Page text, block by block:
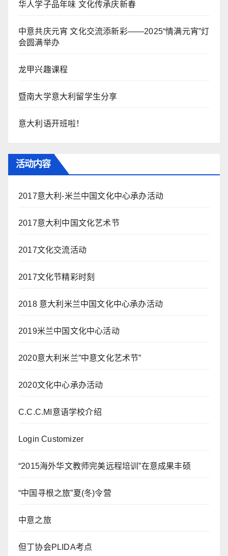
华人学子品年味 文化传承庆新春
中意共庆元宵 文化交流添新彩——2025“情满元宵”灯
会圆满举办
龙甲兴趣课程
暨南大学意大利留学生分享
意大利语开班啦！
活动内容
2017意大利-米兰中国文化中心承办活动
2017意大利中国文化艺术节
2017文化交流活动
2017文化节精彩时刻
2018 意大利米兰中国文化中心承办活动
2019米兰中国文化中心活动
2020意大利米兰”中意文化艺术节”
2020文化中心承办活动
C.C.C.MI意语学校介绍
Login Customizer
“2015海外华文教师完美远程培训”在意成果丰硕
“中国寻根之旅”夏(冬)令营
中意之旅
但丁协会PLIDA考点